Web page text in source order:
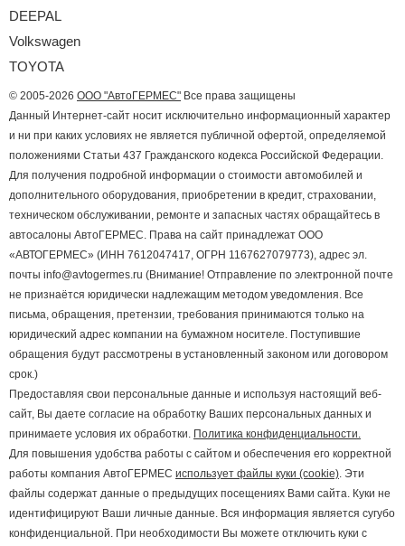
DEEPAL
Volkswagen
TOYOTA
© 2005-2026 ООО "АвтоГЕРМЕС" Все права защищены
Данный Интернет-сайт носит исключительно информационный характер
и ни при каких условиях не является публичной офертой, определяемой
положениями Статьи 437 Гражданского кодекса Российской Федерации.
Для получения подробной информации о стоимости автомобилей и
дополнительного оборудования, приобретении в кредит, страховании,
техническом обслуживании, ремонте и запасных частях обращайтесь в
автосалоны АвтоГЕРМЕС. Права на сайт принадлежат ООО
«АВТОГЕРМЕС» (ИНН 7612047417, ОГРН 1167627079773), адрес эл.
почты info@avtogermes.ru (Внимание! Отправление по электронной почте
не признаётся юридически надлежащим методом уведомления. Все
письма, обращения, претензии, требования принимаются только на
юридический адрес компании на бумажном носителе. Поступившие
обращения будут рассмотрены в установленный законом или договором
срок.)
Предоставляя свои персональные данные и используя настоящий веб-
сайт, Вы даете согласие на обработку Ваших персональных данных и
принимаете условия их обработки. Политика конфиденциальности.
Для повышения удобства работы с сайтом и обеспечения его корректной
работы компания АвтоГЕРМЕС использует файлы куки (cookie). Эти
файлы содержат данные о предыдущих посещениях Вами сайта. Куки не
идентифицируют Ваши личные данные. Вся информация является сугубо
конфиденциальной. При необходимости Вы можете отключить куки с